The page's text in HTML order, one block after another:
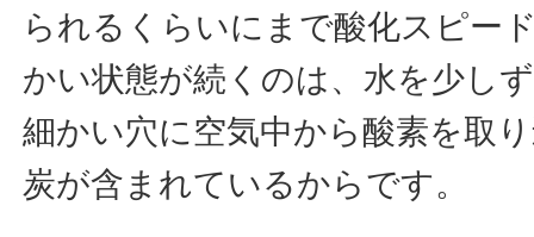
られるくらいにまで酸化スピー
かい状態が続くのは、水を少し
細かい穴に空気中から酸素を取
炭が含まれているからです。